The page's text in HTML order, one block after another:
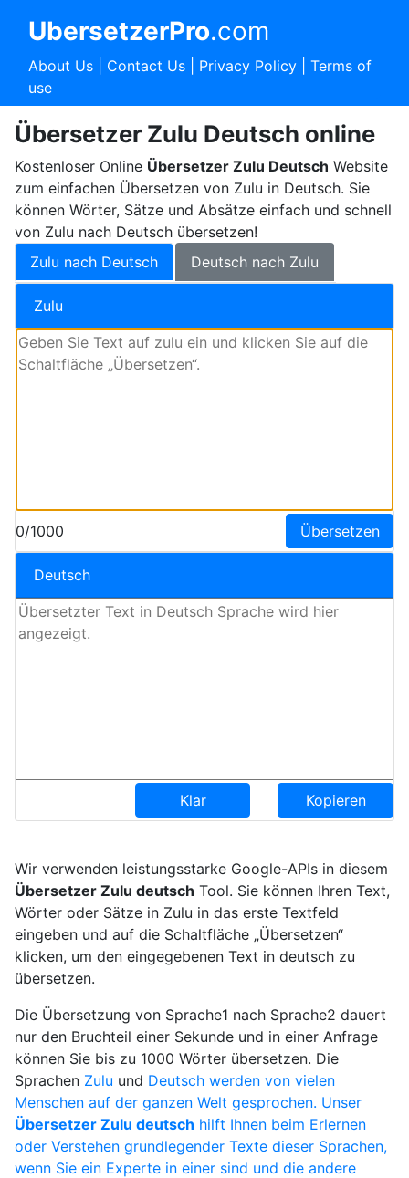
UbersetzerPro.com
About Us| Contact Us| Privacy Policy| Terms of
use
Übersetzer Zulu Deutsch online
Kostenloser Online Übersetzer Zulu Deutsch Website
zum einfachen Übersetzen von Zulu in Deutsch. Sie
können Wörter, Sätze und Absätze einfach und schnell
von Zulu nach Deutsch übersetzen!
Zulu nach Deutsch
Deutsch nach Zulu
Zulu
0/1000 Übersetzen
Deutsch
Klar Kopieren
Wir verwenden leistungsstarke Google-APIs in diesem
Übersetzer Zulu deutsch Tool. Sie können Ihren Text,
Wörter oder Sätze in Zulu in das erste Textfeld
eingeben und auf die Schaltfläche „Übersetzen“
klicken, um den eingegebenen Text in deutsch zu
übersetzen.
Die Übersetzung von Sprache1 nach Sprache2 dauert
nur den Bruchteil einer Sekunde und in einer Anfrage
können Sie bis zu 1000 Wörter übersetzen. Die
Sprachen Zulu und Deutsch werden von vielen
Menschen auf der ganzen Welt gesprochen. Unser
Übersetzer Zulu deutsch hilft Ihnen beim Erlernen
oder Verstehen grundlegender Texte dieser Sprachen,
wenn Sie ein Experte in einer sind und die andere